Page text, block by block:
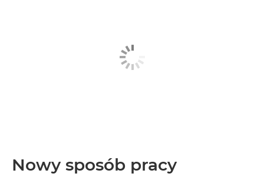
Nowy sposób pracy